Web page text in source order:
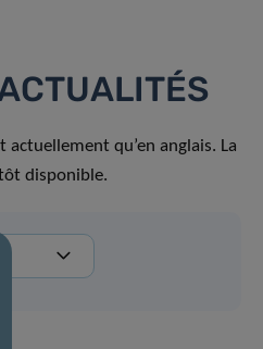
qu’en anglais. La
disponible.